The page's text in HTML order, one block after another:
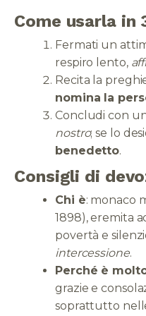
Come usarla in
Fermati un
respiro lento,
Recita la
nomina la
Concludi con
nostro; se lo
benedetto.
Consigli di
Chi è: monaco
1898), eremita
povertà e
intercessione.
Perché è
grazie e
soprattutto